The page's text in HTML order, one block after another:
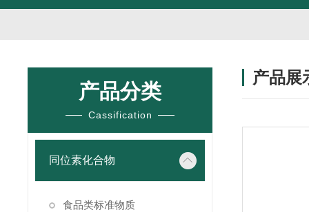
产品分类
Cassification
同位素化合物
食品类标准物质
产品展